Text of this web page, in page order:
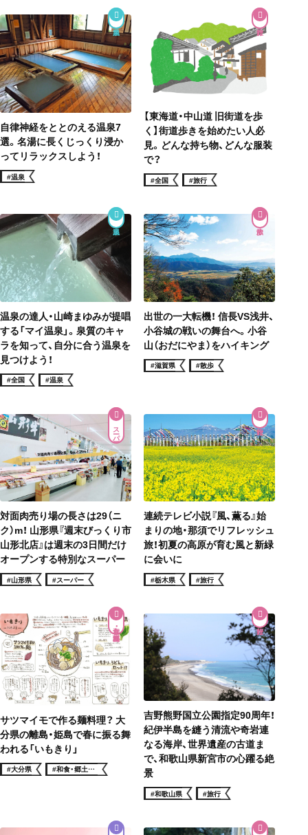
自律神経をととのえる温泉7
選。名湯に長くじっくり浸か
ってリラックスしよう！
#温泉
【東海道・中山道 旧街道を歩
く】街道歩きを始めたい人必
見。どんな持ち物、どんな服装
で？
#全国 #旅行
温泉の達人・山崎まゆみが提唱
する「マイ温泉」。泉質のキャ
ラを知って、自分に合う温泉を
見つけよう！
#全国 #温泉
出世の一大転機！ 信長VS浅井、
小谷城の戦いの舞台へ。小谷
山（おだにやま）をハイキング
#滋賀県 #散歩
スーパー
対面肉売り場の長さは29（ニ
ク）m！ 山形県『週末びっくり市
山形北店』は週末の3日間だけ
オープンする特別なスーパー
#山形県 #スーパー
連続テレビ小説『風、薫る』始
まりの地・那須でリフレッシュ
旅！初夏の高原が育む風と新緑
に会いに
#栃木県 #旅行
和食・郷土料理
サツマイモで作る麺料理？ 大
分県の離島・姫島で春に振る舞
われる「いもきり」
#大分県 #和食・郷土料
理
吉野熊野国立公園指定90周年！
紀伊半島を縫う清流や奇岩連
なる海岸、世界遺産の古道ま
で、和歌山県新宮市の心躍る絶
景
#和歌山県 #旅行